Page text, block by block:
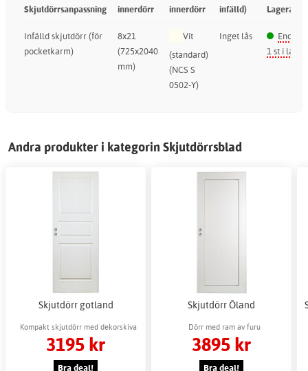
Skjutdörrsanpassning
innerdörr
innerdörr
infälld)
Lagerantal
Infälld skjutdörr (för
pocketkarm)
8x21
(725x2040
mm)
Vit
(standard)
(NCS S
0502-Y)
Inget lås
Endast
1 st i lager
Andra produkter i kategorin Skjutdörrsblad
Skjutdörr gotland
Kompakt skjutdörr med dekorskiva
3195 kr
Bra deal!
Skjutdörr Öland
Dörr med ram av furu
3895 kr
Bra deal!